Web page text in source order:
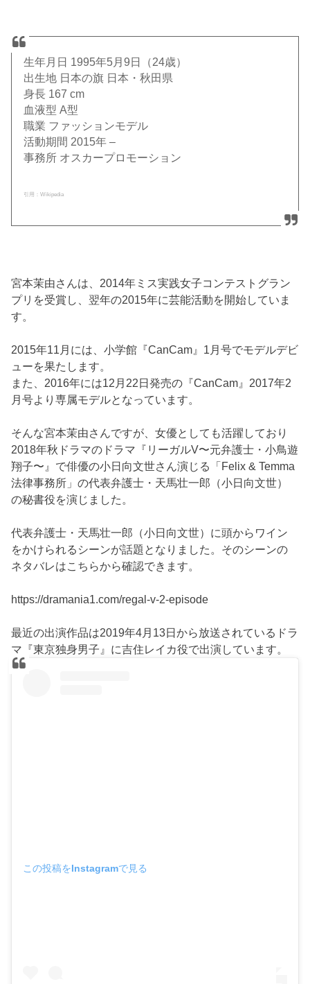
生年月日 1995年5月9日（24歳）
出生地 日本の旗 日本・秋田県
身長 167 cm
血液型 A型
職業 ファッションモデル
活動期間 2015年 –
事務所 オスカープロモーション
引用：Wikipedia
宮本茉由さんは、2014年ミス実践女子コンテストグラン
プリを受賞し、翌年の2015年に芸能活動を開始していま
す。
2015年11月には、小学館『CanCam』1月号でモデルデビ
ューを果たします。
また、2016年には12月22日発売の『CanCam』2017年2
月号より専属モデルとなっています。
そんな宮本茉由さんですが、女優としても活躍しており
2018年秋ドラマのドラマ『リーガルV〜元弁護士・小鳥遊
翔子〜』で俳優の小日向文世さん演じる「Felix & Temma
法律事務所」の代表弁護士・天馬壮一郎（小日向文世）
の秘書役を演じました。
代表弁護士・天馬壮一郎（小日向文世）に頭からワイン
をかけられるシーンが話題となりました。そのシーンの
ネタバレはこちらから確認できます。
https://dramania1.com/regal-v-2-episode
最近の出演作品は2019年4月13日から放送されているドラ
マ『東京独身男子』に吉住レイカ役で出演しています。
この投稿をInstagramで見る